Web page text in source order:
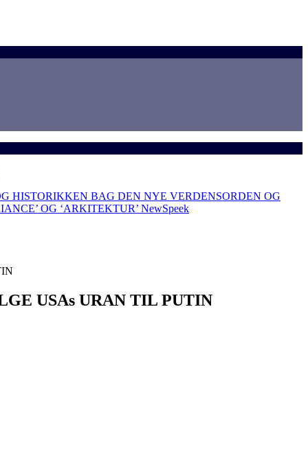
BAG DEN NYE VERDENSORDEN OG
OG ‘ARKITEKTUR’ NewSpeek
USAs URAN TIL PUTIN